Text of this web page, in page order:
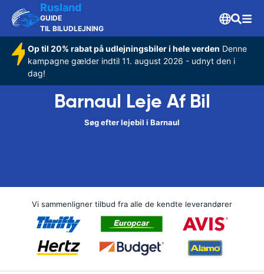
Rusland
GUIDE
TIL BILUDLEJNING
Op til 20% rabat på udlejningsbiler i hele verden Denne
kampagne gælder indtil 11. august 2026 - udnyt den i
dag!
Barnaul Leje Af Bil
Søg efter lejebil i Barnaul
Vi sammenligner tilbud fra alle de kendte leverandører